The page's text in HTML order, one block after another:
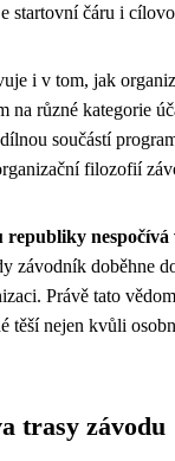
startovní čáru i
i v tom, jak
na různé kategorie
součástí
filozofií
republiky nespočívá
závodník doběhne
Právě tato
těší nejen kvůli
trasy závodu